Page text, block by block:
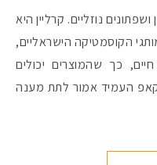
הקוסמטיקה הישראליים,
כך שהמוצרים יכולים
העמיד אמור לתת מענה